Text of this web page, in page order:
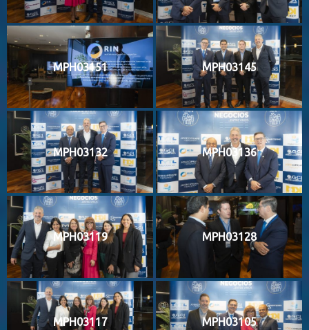
MPH03151 MPH03145
MPH03132 MPH03136
MPH03119 MPH03128
MPH03117 MPH03105